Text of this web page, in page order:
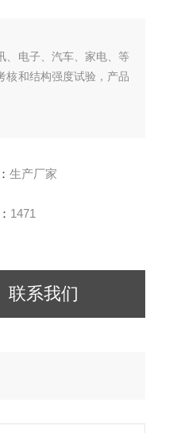
、电子、汽车、家电、等
核和结构强度试验，产品
生产厂家
1471
联系我们